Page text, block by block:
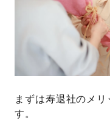
まずは寿退社のメ
す。